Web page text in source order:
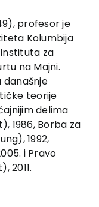
profesor je
Kolumbija
za
na Majni.
današnje
teorije
delima
1986, Borba za
1992,
i Pravo
2011.